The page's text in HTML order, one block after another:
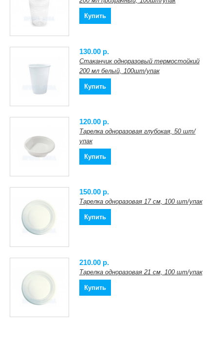
Купить
130.00 p.
Стаканчик одноразовый термостойкий
200 мл белый, 100шт/упак
Купить
120.00 p.
Тарелка одноразовая глубокая, 50 шт/
упак
Купить
150.00 p.
Тарелка одноразовая 17 см, 100 шт/упак
Купить
210.00 p.
Тарелка одноразовая 21 см, 100 шт/упак
Купить